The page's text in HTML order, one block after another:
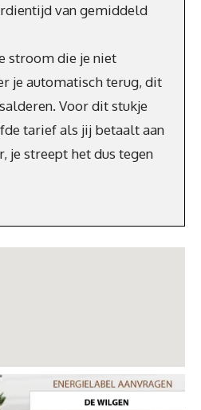
van gemiddeld
stroom die je niet
je automatisch terug, dit
Voor dit stukje
tarief als jij betaalt aan
je streept het dus tegen